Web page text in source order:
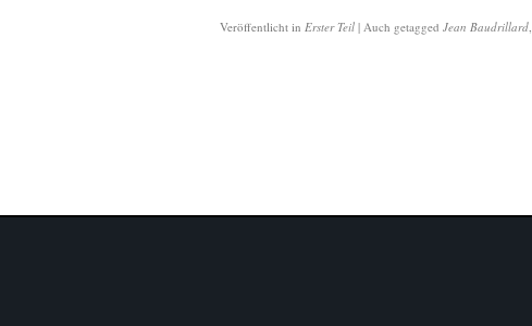
Veröffentlicht in Erster Teil | Auch getagged Jean Baudrillard,